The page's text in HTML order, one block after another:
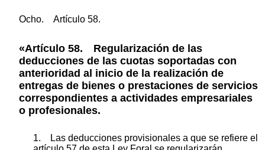
Ocho. Artículo 58.
«Artículo 58. Regularización de las
deducciones de las cuotas soportadas con
anterioridad al inicio de la realización de
entregas de bienes o prestaciones de servicios
correspondientes a actividades empresariales
o profesionales.
1. Las deducciones provisionales a que se refiere el